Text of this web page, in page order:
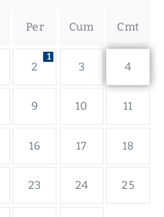
Per Cum Cmt
2
1
3 4
9 10 11
16 17 18
23 24 25